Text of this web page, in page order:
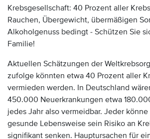
Krebsgesellschaft: 40 Prozent aller
Rauchen, Übergewicht, übermäßigen
Alkoholgenuss bedingt - Schützen Sie
Familie!
Aktuellen Schätzungen der
zufolge könnten etwa 40 Prozent aller
vermieden werden. In Deutschland
450.000 Neuerkrankungen etwa
jedes Jahr also vermeidbar. Jeder
gesunde Lebensweise sein Risiko an
signifikant senken. Hauptursachen für